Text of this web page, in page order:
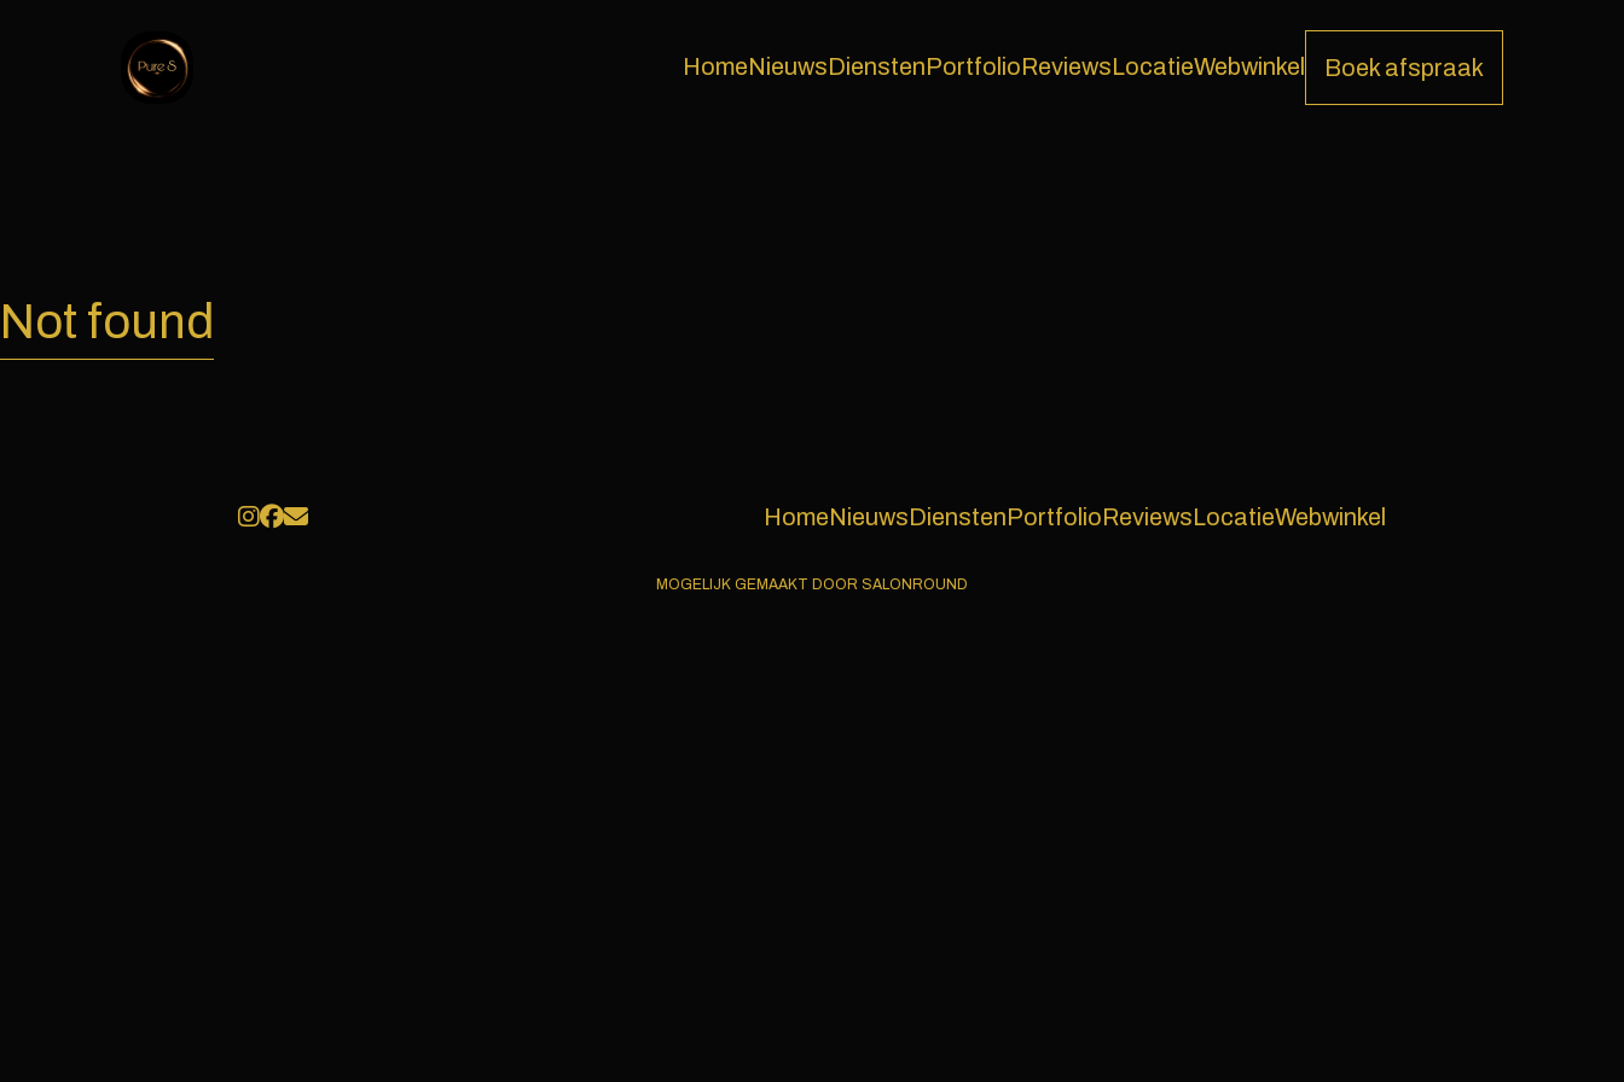
HomeNieuwsDienstenPortfolioReviewsLocatieWebwinkel Boek afspraak
Not found
HomeNieuwsDienstenPortfolioReviewsLocatieWebwinkel
MOGELIJK GEMAAKT DOOR SALONROUND